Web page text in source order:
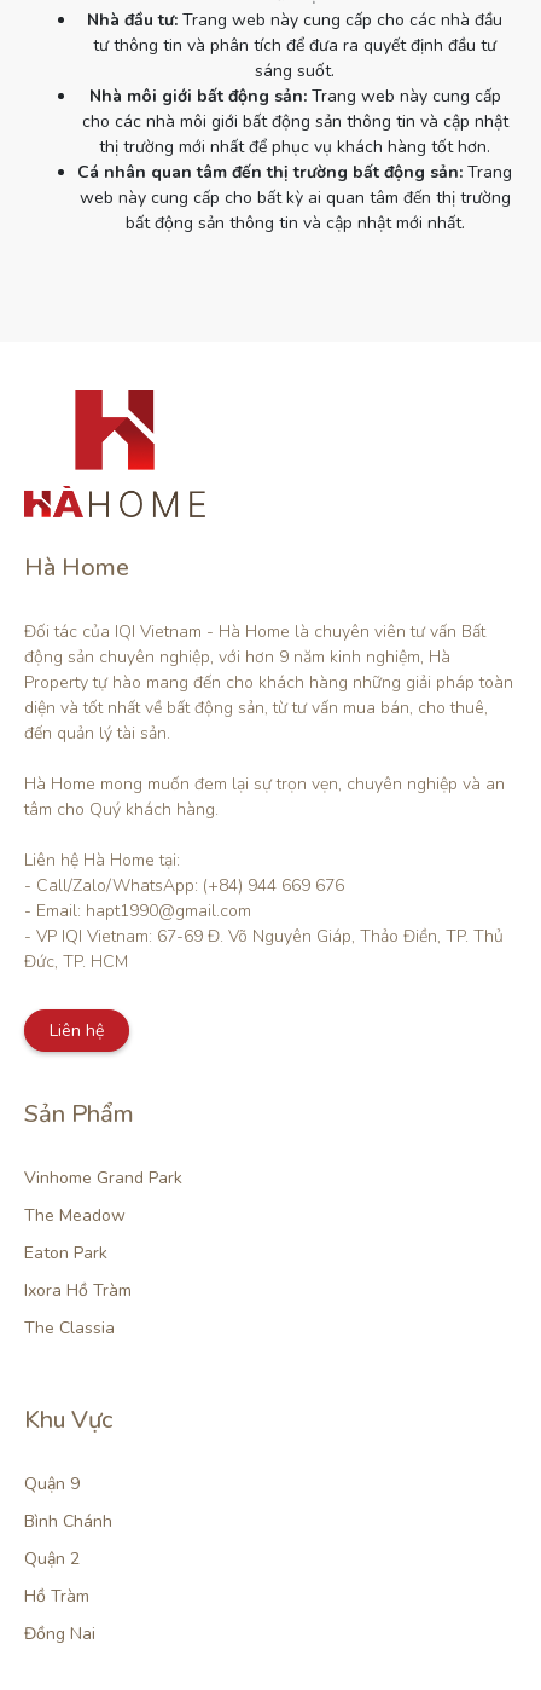
Nhà đầu tư: Trang web này cung cấp cho các nhà đầu
tư thông tin và phân tích để đưa ra quyết định đầu tư
sáng suốt.
Nhà môi giới bất động sản:Trang web này cung cấp
cho các nhà môi giới bất động sản thông tin và cập nhật
thị trường mới nhất để phục vụ khách hàng tốt hơn.
Cá nhân quan tâm đến thị trường bất động sản: Trang
web này cung cấp cho bất kỳ ai quan tâm đến thị trường
bất động sản thông tin và cập nhật mới nhất.
Hà Home
Đối tác của IQI Vietnam - Hà Home là chuyên viên tư vấn Bất
động sản chuyên nghiệp, với hơn 9 năm kinh nghiệm, Hà
Property tự hào mang đến cho khách hàng những giải pháp toàn
diện và tốt nhất về bất động sản, từ tư vấn mua bán, cho thuê,
đến quản lý tài sản.
Hà Home mong muốn đem lại sự trọn vẹn, chuyên nghiệp và an
tâm cho Quý khách hàng.
Liên hệ Hà Home tại:
- Call/Zalo/WhatsApp: (+84) 944 669 676
- Email: hapt1990@gmail.com
- VP IQI Vietnam: 67-69 Đ. Võ Nguyên Giáp, Thảo Điền, TP. Thủ
Đức, TP. HCM
Liên hệ
Sản Phẩm
Vinhome Grand Park
The Meadow
Eaton Park
Ixora Hồ Tràm
The Classia
Khu Vực
Quận 9
Bình Chánh
Quận 2
Hồ Tràm
Đồng Nai